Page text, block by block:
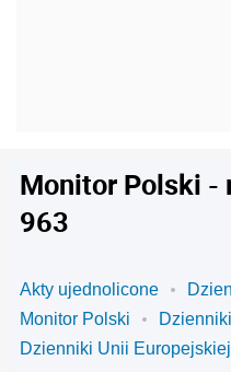
Monitor Polski -
963
Akty ujednolicone
Monitor Polski
Dzienniki Unii Europejskiej